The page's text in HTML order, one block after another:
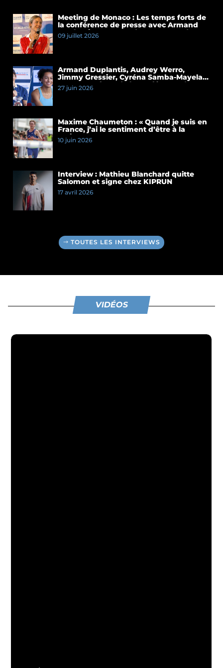
Meeting de Monaco : Les temps forts de
la conférence de presse avec Armand
Duplantis et Cassandre Beaugrand
09 juillet 2026
Armand Duplantis, Audrey Werro,
Jimmy Gressier, Cyréna Samba-Mayela…
Les temps forts de la conférence de
presse du Meeting de Paris 2026
27 juin 2026
Maxime Chaumeton : « Quand je suis en
France, j’ai le sentiment d’être à la
maison »
10 juin 2026
Interview : Mathieu Blanchard quitte
Salomon et signe chez KIPRUN
17 avril 2026
TOUTES LES INTERVIEWS
VIDÉOS